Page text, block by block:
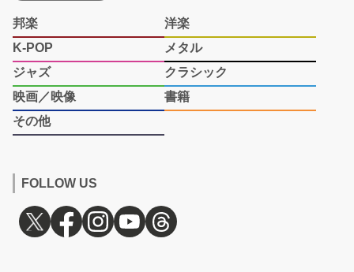
邦楽
洋楽
K-POP
メタル
ジャズ
クラシック
映画／映像
書籍
その他
FOLLOW US